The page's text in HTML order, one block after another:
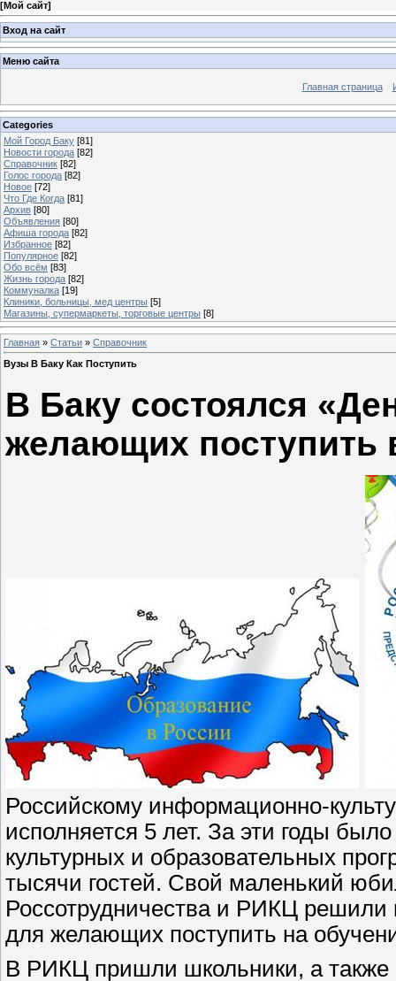
[Мой сайт]
Вход на сайт
Меню сайта
Главная страница
Categories
Мой Город Баку [81]
Новости города [82]
Справочник [82]
Голос города [82]
Новое [72]
Что Где Когда [81]
Архив [80]
Объявления [80]
Афиша города [82]
Избранное [82]
Популярное [82]
Обо всём [83]
Жизнь города [82]
Коммуналка [19]
Клиники, больницы, мед центры [5]
Магазины, супермаркеты, торговые центры [8]
Главная » Статьи » Справочник
Вузы В Баку Как Поступить
В Баку состоялся
желающих поступить
Российскому информационно-
исполняется 5 лет. За эти годы
культурных и образовательных
тысячи гостей. Свой маленький
Россотрудничества и РИКЦ
для желающих поступить на
В РИКЦ пришли школьники, а также